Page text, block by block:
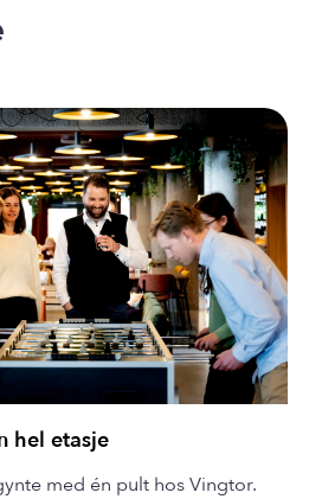
hel etasje
med én pult hos Vingtor.